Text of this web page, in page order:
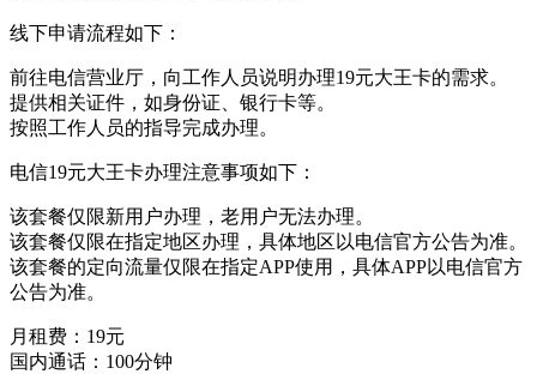
线下申请流程如下：
前往电信营业厅，向工作人员说明办理19元大王卡的需求。
提供相关证件，如身份证、银行卡等。
按照工作人员的指导完成办理。
电信19元大王卡办理注意事项如下：
该套餐仅限新用户办理，老用户无法办理。
该套餐仅限在指定地区办理，具体地区以电信官方公告为准。
该套餐的定向流量仅限在指定APP使用，具体APP以电信官方
公告为准。
月租费：19元
国内通话：100分钟